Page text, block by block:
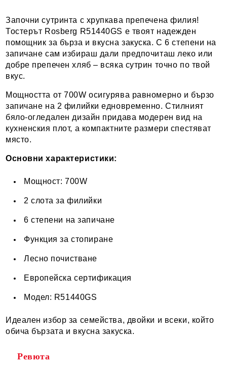
Започни сутринта с хрупкава препечена филия!
Тостерът Rosberg R51440GS е твоят надежден
помощник за бърза и вкусна закуска. С 6 степени на
запичане сам избираш дали предпочиташ леко или
добре препечен хляб – всяка сутрин точно по твой
вкус.
Мощността от 700W осигурява равномерно и бързо
запичане на 2 филийки едновременно. Стилният
бяло-огледален дизайн придава модерен вид на
кухненския плот, а компактните размери спестяват
място.
Основни характеристики:
Мощност: 700W
2 слота за филийки
6 степени на запичане
Функция за стопиране
Лесно почистване
Европейска сертификация
Модел: R51440GS
Идеален избор за семейства, двойки и всеки, който
обича бързата и вкусна закуска.
Ревюта